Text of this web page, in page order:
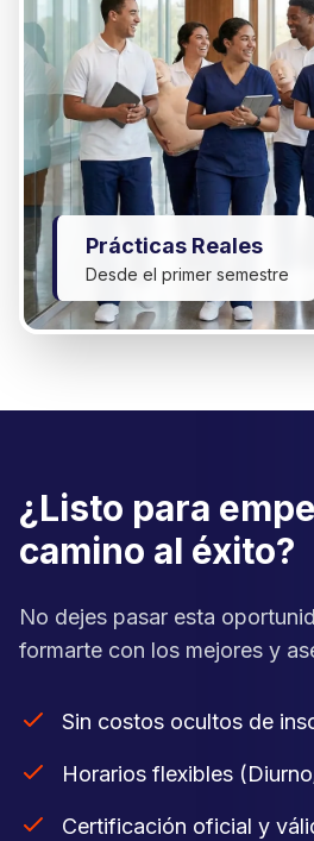
Prácticas Reales
Desde el primer semestre
¿Listo para
camino al éxito?
No dejes pasar esta
formarte con los mejores y
Sin costos ocultos de
Horarios flexibles
Certificación oficial y